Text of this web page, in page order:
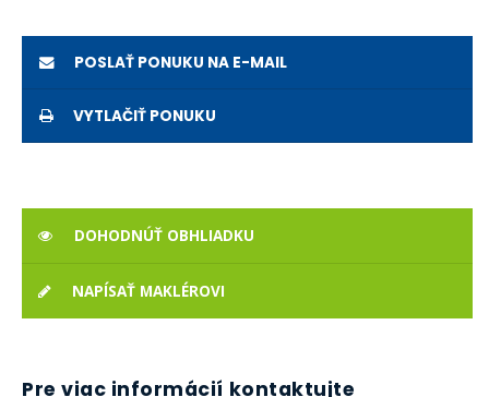
POSLAŤ PONUKU NA E-MAIL
VYTLAČIŤ PONUKU
DOHODNÚŤ OBHLIADKU
NAPÍSAŤ MAKLÉROVI
Pre viac informácií kontaktujte